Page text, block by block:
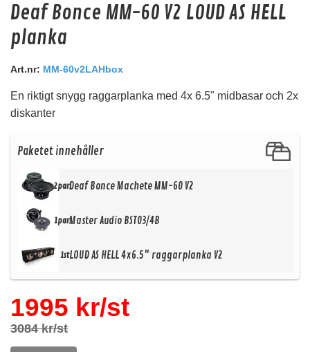
Strömblock
Snabblager 1-3 dagar
95 kr
Deaf Bonce MM-60 V2 LOUD AS HELL
planka
Art.nr: MM-60v2LAHbox
En riktigt snygg raggarplanka med 4x 6.5" midbasar och 2x
diskanter
Paketet innehåller
2parDeaf Bonce Machete MM-60 V2
1parMaster Audio BST03/4B
1stLOUD AS HELL 4x6.5" raggarplanka V2
1995 kr/st
3084 kr/st